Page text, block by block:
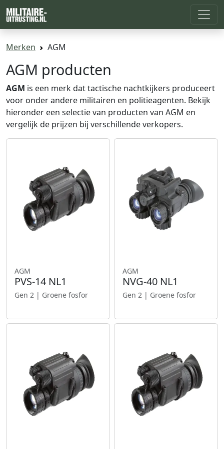
Merken AGM
AGM producten
AGM is een merk dat tactische nachtkijkers produceert
voor onder andere militairen en politieagenten. Bekijk
hieronder een selectie van producten van AGM en
vergelijk de prijzen bij verschillende verkopers.
AGM
PVS-14 NL1
Gen 2 | Groene fosfor
AGM
NVG-40 NL1
Gen 2 | Groene fosfor